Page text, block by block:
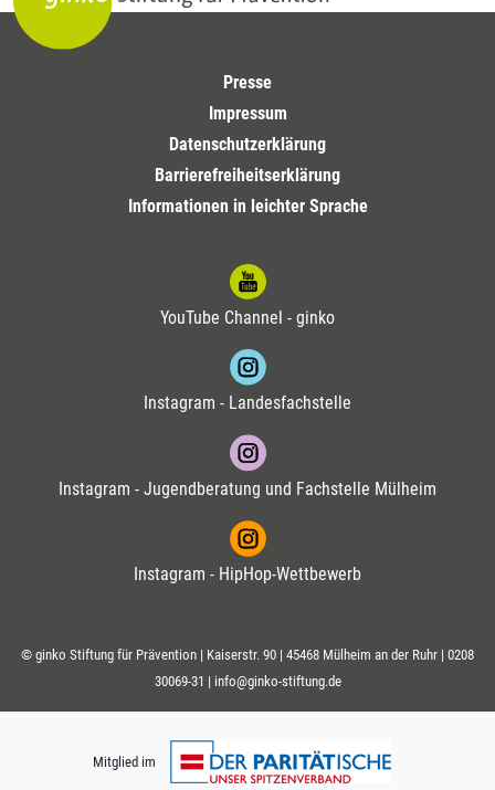
Presse
Impressum
Datenschutzerklärung
Barrierefreiheitserklärung
Informationen in leichter Sprache
YouTube Channel - ginko
Instagram - Landesfachstelle
Instagram - Jugendberatung und Fachstelle Mülheim
Instagram - HipHop-Wettbewerb
© ginko Stiftung für Prävention | Kaiserstr. 90 | 45468 Mülheim an der Ruhr | 0208
30069-31 | info@ginko-stiftung.de
Mitglied im